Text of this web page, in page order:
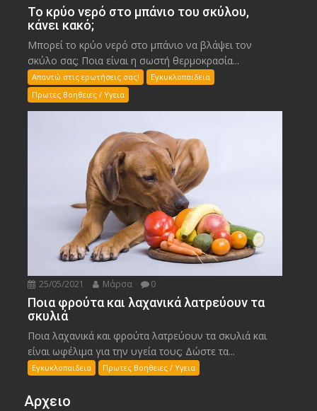
Το κρύο νερό στο μπάνιο του σκύλου,
κάνει κακό;
Μπορεί το κρύο νερό στο μπάνιο να βλάψει τον
σκύλο σας; Ποια είναι η σωστή θερμοκρασία...
Απαντώ στις ερωτήσεις σας!
Εγκυκλοπαιδεια
Πρωτες Βοηθειες / Υγεια
25/05/2021 Μάρσα 0
Ποια φρούτα και λαχανικά λατρεύουν τα
σκυλιά
Ποια λαχανικά και φρούτα λατρεύουν τα σκυλιά και
είναι ωφέλιμα για την υγεία τους; Δώστε τα...
Εγκυκλοπαιδεια Πρωτες Βοηθειες / Υγεια
Αρχειο